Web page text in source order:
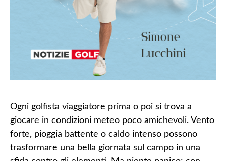
Ogni golfista viaggiatore prima o poi si trova a
giocare in condizioni meteo poco amichevoli. Vento
forte, pioggia battente o caldo intenso possono
trasformare una bella giornata sul campo in una